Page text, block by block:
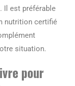
Il est préférable
nutrition certifié
situation.
pour